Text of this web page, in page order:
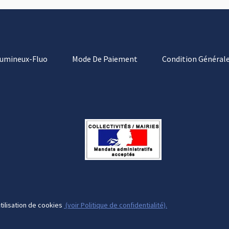
Fluo Mode De Paiement Condition
de cookies (voir Politique de confidentialité).